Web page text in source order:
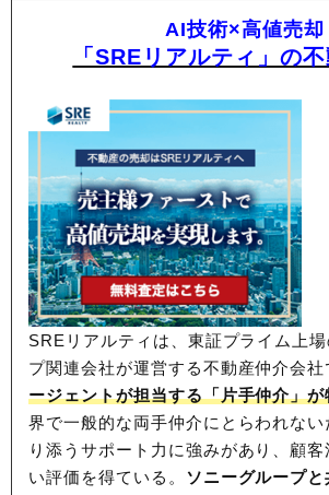
AI技術×高値売却
「SREリアルティ」の
SREリアルティは、東証プライム上
プ関連会社が運営する不動産仲介会社
ージェントが担当する「片手仲介」が
界で一般的な両手仲介にとらわれない
り添うサポート力に強みがあり、顧
い評価を得ている。 ソニーグループ